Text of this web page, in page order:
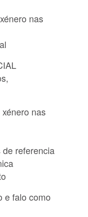
nas
nas
referencia
e falo como